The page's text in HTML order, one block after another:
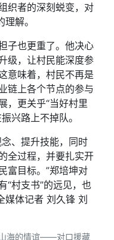
织者的深刻蜕变，对
解。
子也更重了。他决心
级，让村民能深度参
意味着，村民不再是
链上各个节点的参与
，更关乎“当好村里
兴路上不掉队。
、提升技能，同时
全过程，并要扎实开
富目标。”郑培坤对
“村支书”的远见，也
媒体记者 刘久锋 刘
海的情谊——对口援藏